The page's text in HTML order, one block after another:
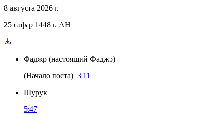
8 августа 2026 г.
25 сафар 1448 г. AH
Фаджр (настоящий Фаджр)
(Начало поста) 3:11
Шурук
5:47